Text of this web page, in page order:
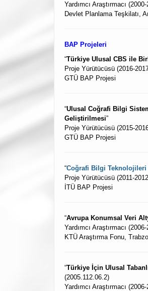
Yardımcı Araştırmacı
Devlet Planlama Teşkilatı,
BAP Projeleri
“Türkiye Ulusal CBS ile
Proje Yürütücüsü (2016-
GTÜ BAP Projesi
“Ulusal Coğrafi Bilgi
Geliştirilmesi”
Proje Yürütücüsü (2015-
GTÜ BAP Projesi
“Coğrafi Bilgi Teknolojileri
Proje Yürütücüsü (2011-
İTÜ BAP Projesi
“Avrupa Konumsal Veri
Yardımcı Araştırmacı
KTÜ Araştırma Fonu,
“Türkiye İçin Ulusal
(2005.112.06.2)
Yardımcı Araştırmacı